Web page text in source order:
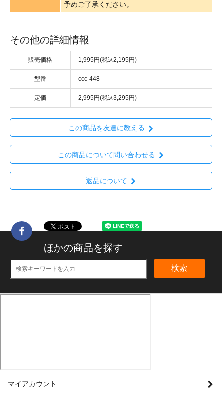
予めご了承ください。
その他の詳細情報
販売価格 1,995円(税込2,195円)
型番 ccc-448
定価 2,995円(税込3,295円)
この商品を友達に教える
この商品について問い合わせる
返品について
ほかの商品を探す
検索
マイアカウント